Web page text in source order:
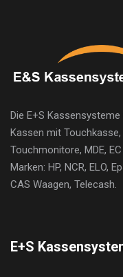
Die E+S
Kassen mit Touchkasse,
Touchmonitore, MDE,
Marken: HP, NCR, ELO,
CAS Waagen, Telecash.
E+S